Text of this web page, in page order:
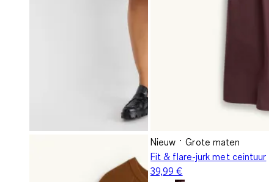
Nieuw
Grote maten
Fit & flare-jurk met ceintuur
39,99 €